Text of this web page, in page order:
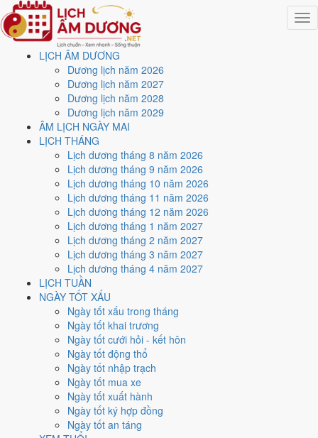
LỊCH ÂM DƯƠNG
Dương lịch năm 2026
Dương lịch năm 2027
Dương lịch năm 2028
Dương lịch năm 2029
ÂM LỊCH NGÀY MAI
LỊCH THÁNG
Lịch dương tháng 8 năm 2026
Lịch dương tháng 9 năm 2026
Lịch dương tháng 10 năm 2026
Lịch dương tháng 11 năm 2026
Lịch dương tháng 12 năm 2026
Lịch dương tháng 1 năm 2027
Lịch dương tháng 2 năm 2027
Lịch dương tháng 3 năm 2027
Lịch dương tháng 4 năm 2027
LỊCH TUẦN
NGÀY TỐT XẤU
Ngày tốt xấu trong tháng
Ngày tốt khai trương
Ngày tốt cưới hỏi - kết hôn
Ngày tốt động thổ
Ngày tốt nhập trạch
Ngày tốt mua xe
Ngày tốt xuất hành
Ngày tốt ký hợp đồng
Ngày tốt an táng
Trang chủ
Lịch năm 2026
Tháng 10/2026
Ngày 10/10/2026 (Đinh Tỵ)
Xem ngày10/10/2026
dương lịch - Ngày 1/9 âm
lịch (Đinh Tỵ) tốt hay xấu?
Ngày 10/10/2026 dương lịch (Thứ Bảy) là ngày 1/9/2026 âm lịch
Đinh Tỵ- Cùng hành, Trực Nguy, Sao Liễu, nạp âm Sa
Trung Thổ. Tổng hòa, đây làNgày Bình Hòa
cho các việc quan trọng. Giờ Hoàng Đạo trong ngày:
Thìn, Ngọ, Mùi, Tuất, Hợi
Ngày Dương
Tháng 10 năm 2026
Tháng 9 âm năm 2026
Tiết Hàn Lộ
Canh Tý